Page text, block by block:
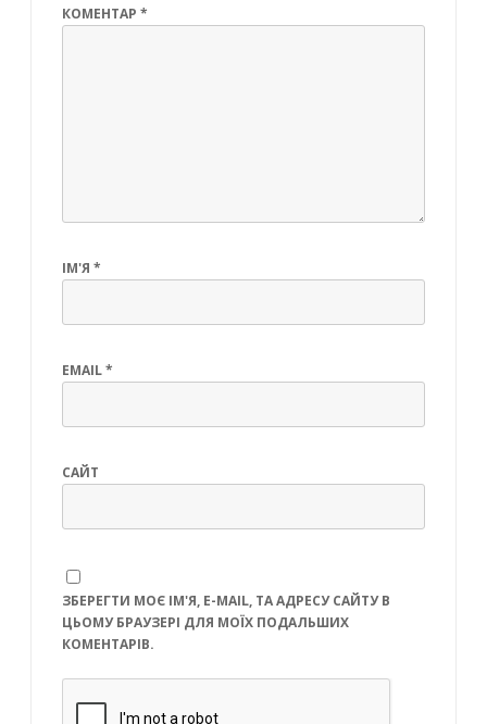
КОМЕНТАР *
ІМ'Я *
EMAIL*
САЙТ
ЗБЕРЕГТИ МОЄ ІМ'Я, E-MAIL, ТА АДРЕСУ САЙТУ В
ЦЬОМУ БРАУЗЕРІ ДЛЯ МОЇХ ПОДАЛЬШИХ
КОМЕНТАРІВ.